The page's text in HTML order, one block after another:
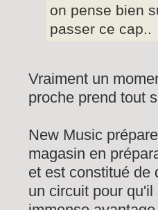
on pense bien
passer ce cap..
Vraiment un
proche prend tout
New Music
magasin en
et est constitué de
un circuit pour